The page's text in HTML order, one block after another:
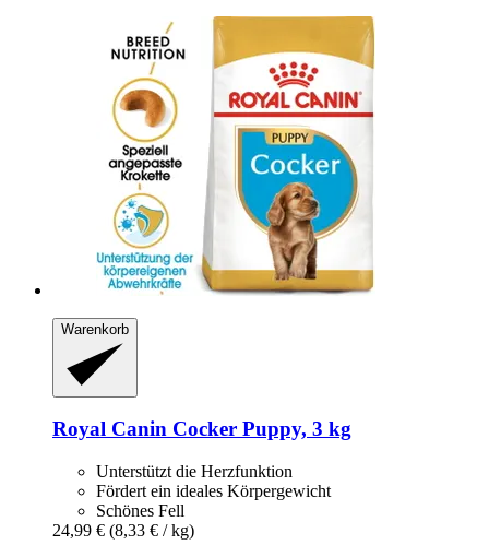
Warenkorb
Royal Canin Cocker Puppy, 3 kg
Unterstützt die Herzfunktion
Fördert ein ideales Körpergewicht
Schönes Fell
24,99 € (8,33 € / kg)